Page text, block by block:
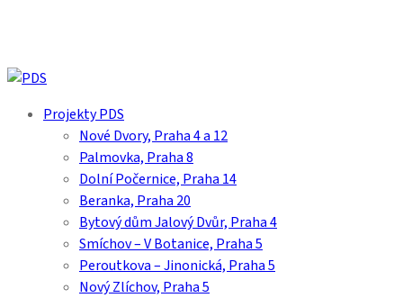
content
search
Menu Projekty PDS
Nové Dvory, Praha 4 a 12
Palmovka, Praha 8
Dolní Počernice, Praha 14
Beranka, Praha 20
Bytový dům Jalový Dvůr, Praha 4
Smíchov – V Botanice, Praha 5
Peroutkova – Jinonická, Praha 5
Nový Zlíchov, Praha 5